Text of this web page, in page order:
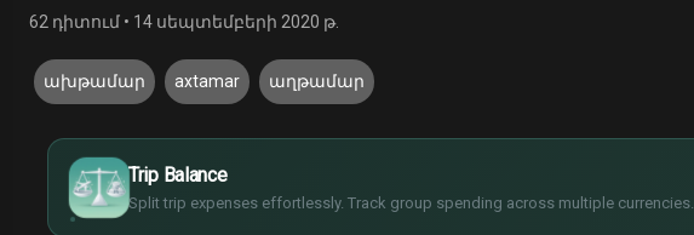
62 դիտում • 14 սեպտեմբերի 2020 թ.
ախթամար axtamar աղթամար
Trip Balance
Split trip expenses effortlessly. Track group spending across multiple currencies.
$
€
¥